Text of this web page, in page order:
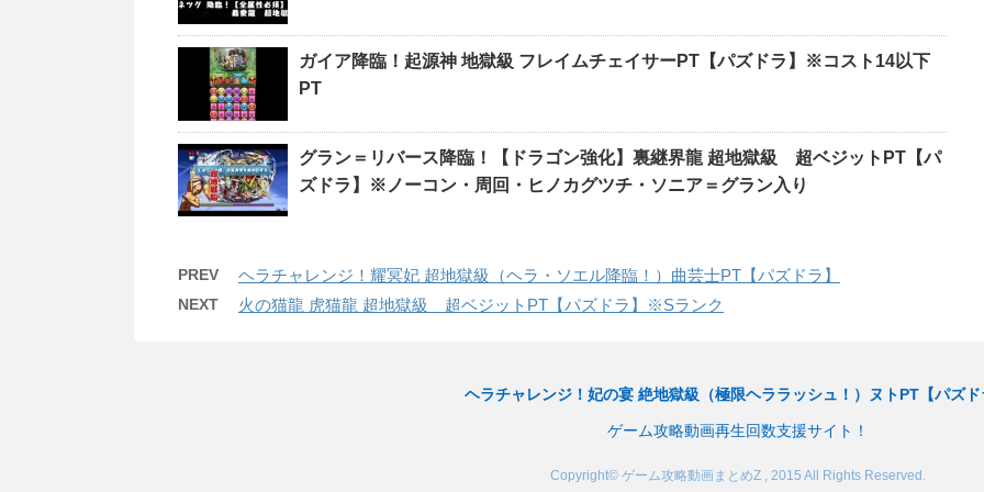
ガイア降臨！起源神 地獄級 フレイムチェイサーPT【パズドラ】※コスト14以下
PT
グラン＝リバース降臨！【ドラゴン強化】裏継界龍 超地獄級 超ベジットPT【パ
ズドラ】※ノーコン・周回・ヒノカグツチ・ソニア＝グラン入り
PREV ヘラチャレンジ！耀冥妃 超地獄級（ヘラ・ソエル降臨！）曲芸士PT【パズドラ】
NEXT 火の猫龍 虎猫龍 超地獄級 超ベジットPT【パズドラ】※Sランク
ヘラチャレンジ！妃の宴 絶地獄級（極限ヘララッシュ！）ヌトPT【パズド
ゲーム攻略動画再生回数支援サイト！
Copyright© ゲーム攻略動画まとめZ , 2015 All Rights Reserved.